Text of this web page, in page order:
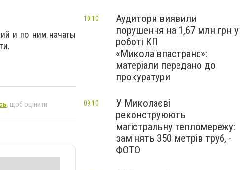
и по ним начаты
, щоб оцінити
Аудитори виявили
порушення на 1,67 млн грн у
роботі КП
«Миколаївпастранс»:
матеріали передано до
прокуратури
10:10
У Миколаєві
реконструюють
магістральну тепломережу:
замінять 350 метрів труб, -
ФОТО
09:10